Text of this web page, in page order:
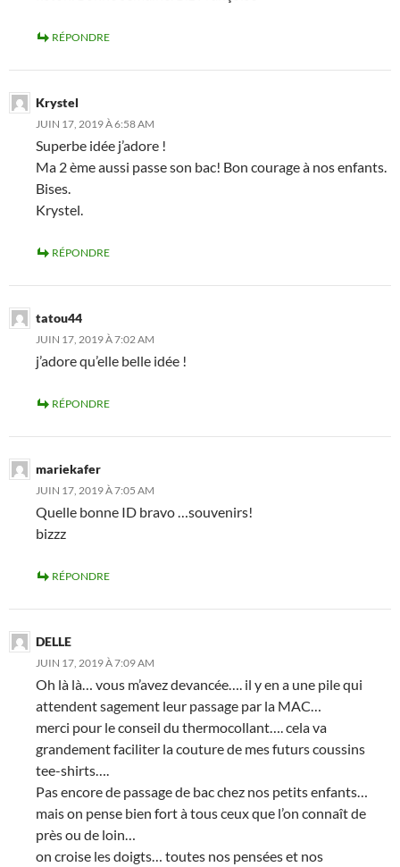
RÉPONDRE
Krystel
JUIN 17, 2019 À 6:58 AM
Superbe idée j’adore !
Ma 2 ème aussi passe son bac! Bon courage à nos enfants.
Bises.
Krystel.
RÉPONDRE
tatou44
JUIN 17, 2019 À 7:02 AM
j’adore qu’elle belle idée !
RÉPONDRE
mariekafer
JUIN 17, 2019 À 7:05 AM
Quelle bonne ID bravo …souvenirs!
bizzz
RÉPONDRE
DELLE
JUIN 17, 2019 À 7:09 AM
Oh là là… vous m’avez devancée…. il y en a une pile qui
attendent sagement leur passage par la MAC…
merci pour le conseil du thermocollant…. cela va
grandement faciliter la couture de mes futurs coussins
tee-shirts….
Pas encore de passage de bac chez nos petits enfants…
mais on pense bien fort à tous ceux que l’on connaît de
près ou de loin…
on croise les doigts… toutes nos pensées et nos